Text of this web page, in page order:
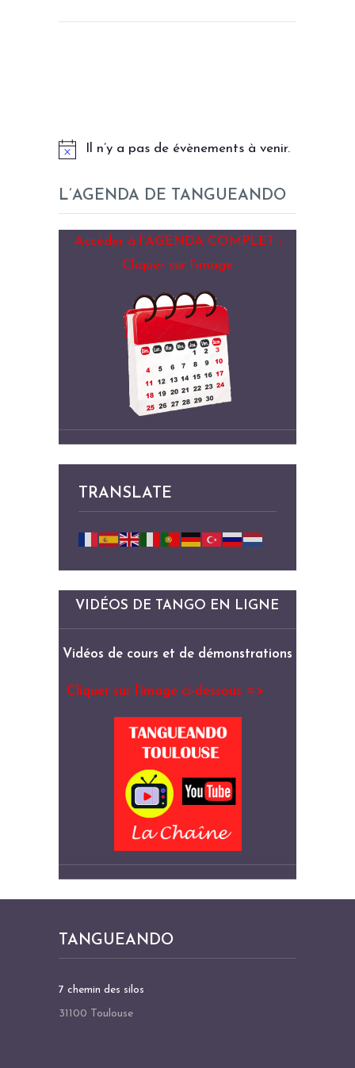
Il n’y a pas de évènements à venir.
L’AGENDA DE TANGUEANDO
Accéder à l’AGENDA COMPLET :
Cliquer sur l’image
TRANSLATE
VIDÉOS DE TANGO EN LIGNE
Vidéos de cours et de démonstrations
Cliquer sur l’image ci-dessous =>
TANGUEANDO
7 chemin des silos
31100 Toulouse